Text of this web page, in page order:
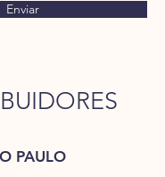
Enviar
PAULO